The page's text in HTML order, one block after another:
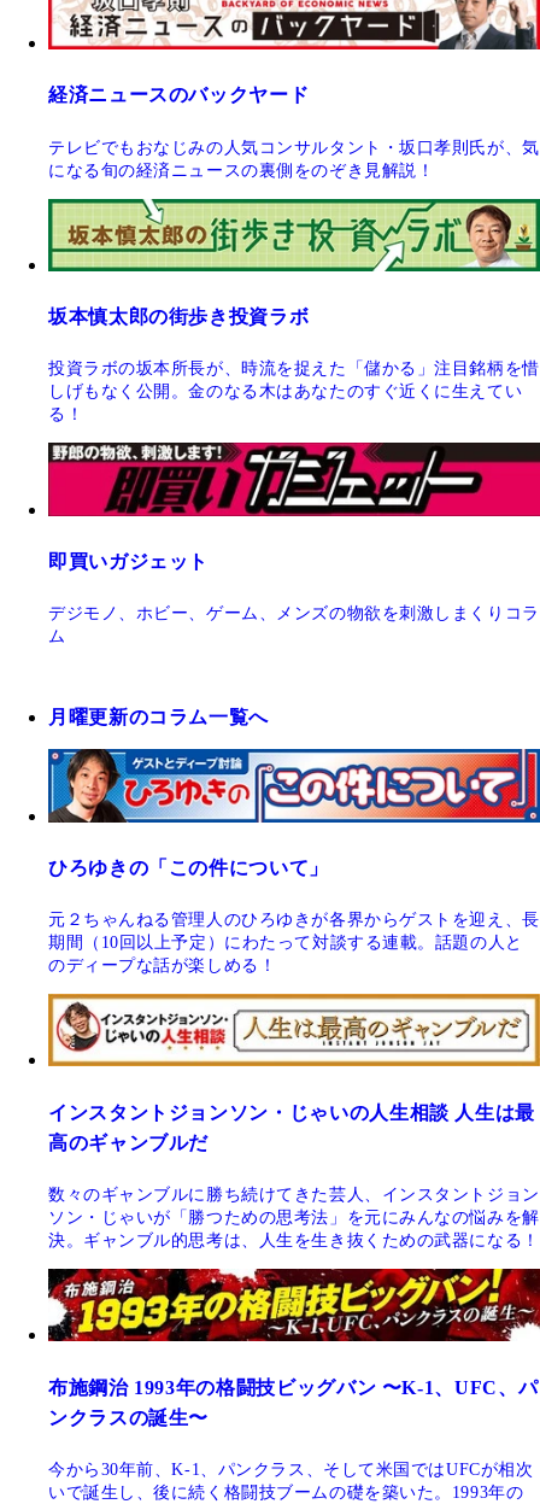
経済ニュースのバックヤード
テレビでもおなじみの人気コンサルタント・坂口孝則氏が、気
になる旬の経済ニュースの裏側をのぞき見解説！
坂本慎太郎の街歩き投資ラボ
投資ラボの坂本所長が、時流を捉えた「儲かる」注目銘柄を惜
しげもなく公開。金のなる木はあなたのすぐ近くに生えてい
る！
即買いガジェット
デジモノ、ホビー、ゲーム、メンズの物欲を刺激しまくりコラ
ム
月曜更新のコラム一覧へ
ひろゆきの「この件について」
元２ちゃんねる管理人のひろゆきが各界からゲストを迎え、長
期間（10回以上予定）にわたって対談する連載。話題の人と
のディープな話が楽しめる！
インスタントジョンソン・じゃいの人生相談 人生は最
高のギャンブルだ
数々のギャンブルに勝ち続けてきた芸人、インスタントジョン
ソン・じゃいが「勝つための思考法」を元にみんなの悩みを解
決。ギャンブル的思考は、人生を生き抜くための武器になる！
布施鋼治 1993年の格闘技ビッグバン 〜K-1、UFC、パ
ンクラスの誕生〜
今から30年前、K-1、パンクラス、そして米国ではUFCが相次
いで誕生し、後に続く格闘技ブームの礎を築いた。1993年の